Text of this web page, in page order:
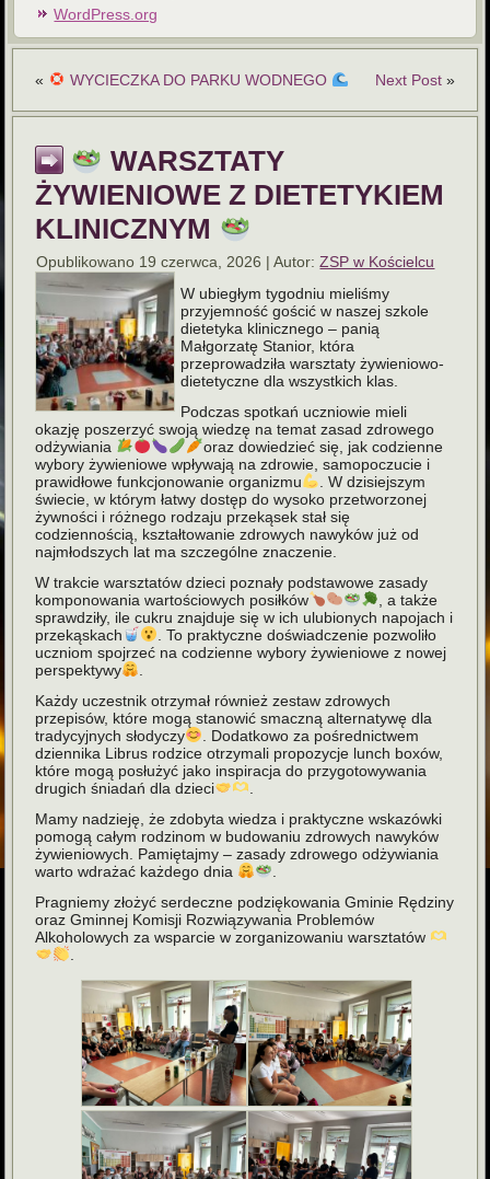
WordPress.org
« WYCIECZKA DO PARKU WODNEGO Next Post»
WARSZTATY
ŻYWIENIOWE Z DIETETYKIEM
KLINICZNYM
Opublikowano 19 czerwca, 2026 |Autor: ZSP w Kościelcu
W ubiegłym tygodniu mieliśmy
przyjemność gościć w naszej szkole
dietetyka klinicznego – panią
Małgorzatę Stanior, która
przeprowadziła warsztaty żywieniowo-
dietetyczne dla wszystkich klas.
Podczas spotkań uczniowie mieli
okazję poszerzyć swoją wiedzę na temat zasad zdrowego
odżywiania
oraz dowiedzieć się, jak codzienne
wybory żywieniowe wpływają na zdrowie, samopoczucie i
prawidłowe funkcjonowanie organizmu
. W dzisiejszym
świecie, w którym łatwy dostęp do wysoko przetworzonej
żywności i różnego rodzaju przekąsek stał się
codziennością, kształtowanie zdrowych nawyków już od
najmłodszych lat ma szczególne znaczenie.
W trakcie warsztatów dzieci poznały podstawowe zasady
komponowania wartościowych posiłków
, a także
sprawdziły, ile cukru znajduje się w ich ulubionych napojach i
przekąskach
. To praktyczne doświadczenie pozwoliło
uczniom spojrzeć na codzienne wybory żywieniowe z nowej
perspektywy
Każdy uczestnik otrzymał również zestaw zdrowych
przepisów, które mogą stanowić smaczną alternatywę dla
tradycyjnych słodyczy
. Dodatkowo za pośrednictwem
dziennika Librus rodzice otrzymali propozycje lunch boxów,
które mogą posłużyć jako inspiracja do przygotowywania
drugich śniadań dla dzieci
Mamy nadzieję, że zdobyta wiedza i praktyczne wskazówki
pomogą całym rodzinom w budowaniu zdrowych nawyków
żywieniowych. Pamiętajmy – zasady zdrowego odżywiania
warto wdrażać każdego dnia
Pragniemy złożyć serdeczne podziękowania Gminie Rędziny
oraz Gminnej Komisji Rozwiązywania Problemów
Alkoholowych za wsparcie w zorganizowaniu warsztatów